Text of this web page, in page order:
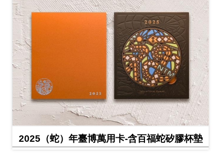
2025（蛇）年臺博萬用卡-含百福蛇矽膠杯墊